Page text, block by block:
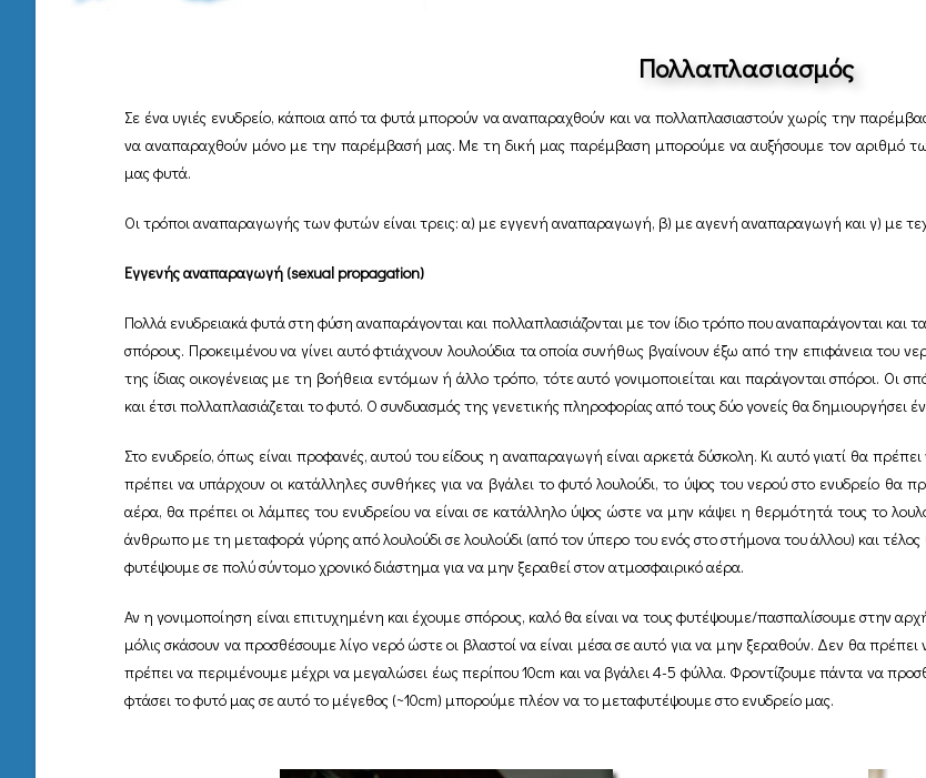
Πολλαπλασιασμός
Σε ένα υγιές ενυδρείο, κάποια από τα φυτά μπορούν να αναπαραχθούν και να πολλαπλασιαστούν χωρίς την
να αναπαραχθούν μόνο με την παρέμβασή μας. Με τη δική μας παρέμβαση μπορούμε να αυξήσουμε τον αριθμό
μας φυτά.
Οι τρόποι αναπαραγωγής των φυτών είναι τρεις: α) με εγγενή αναπαραγωγή, β) με αγενή αναπαραγωγή και γ) με
Εγγενής αναπαραγωγή (sexual propagation)
Πολλά ενυδρειακά φυτά στη φύση αναπαράγονται και πολλαπλασιάζονται με τον ίδιο τρόπο που αναπαράγονται
σπόρους. Προκειμένου να γίνει αυτό φτιάχνουν λουλούδια τα οποία συνήθως βγαίνουν έξω από την επιφάνεια του
της ίδιας οικογένειας με τη βοήθεια εντόμων ή άλλο τρόπο, τότε αυτό γονιμοποιείται και παράγονται σπόροι. Οι
και έτσι πολλαπλασιάζεται το φυτό. Ο συνδυασμός της γενετικής πληροφορίας από τους δύο γονείς θα δημιουργήσει
Στο ενυδρείο, όπως είναι προφανές, αυτού του είδους η αναπαραγωγή είναι αρκετά δύσκολη. Κι αυτό γιατί θα
πρέπει να υπάρχουν οι κατάλληλες συνθήκες για να βγάλει το φυτό λουλούδι, το ύψος του νερού στο ενυδρείο θα
αέρα, θα πρέπει οι λάμπες του ενυδρείου να είναι σε κατάλληλο ύψος ώστε να μην κάψει η θερμότητά τους το
άνθρωπο με τη μεταφορά γύρης από λουλούδι σε λουλούδι (από τον ύπερο του ενός στο στήμονα του άλλου) και
φυτέψουμε σε πολύ σύντομο χρονικό διάστημα για να μην ξεραθεί στον ατμοσφαιρικό αέρα.
Αν η γονιμοποίηση είναι επιτυχημένη και έχουμε σπόρους, καλό θα είναι να τους φυτέψουμε/πασπαλίσουμε στην
μόλις σκάσουν να προσθέσουμε λίγο νερό ώστε οι βλαστοί να είναι μέσα σε αυτό για να μην ξεραθούν. Δεν θα
πρέπει να περιμένουμε μέχρι να μεγαλώσει έως περίπου 10cm και να βγάλει 4-5 φύλλα. Φροντίζουμε πάντα να
φτάσει το φυτό μας σε αυτό το μέγεθος (~10cm) μπορούμε πλέον να το μεταφυτέψουμε στο ενυδρείο μας.